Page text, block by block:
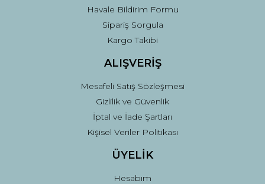
Havale Bildirim Formu
Sipariş Sorgula
Kargo Takibi
ALIŞVERİŞ
Mesafeli Satış Sözleşmesi
Gizlilik ve Güvenlik
İptal ve İade Şartları
Kişisel Veriler Politikası
ÜYELİK
Hesabım